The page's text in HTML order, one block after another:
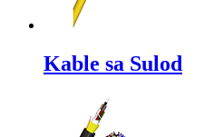
Kable sa Sulod